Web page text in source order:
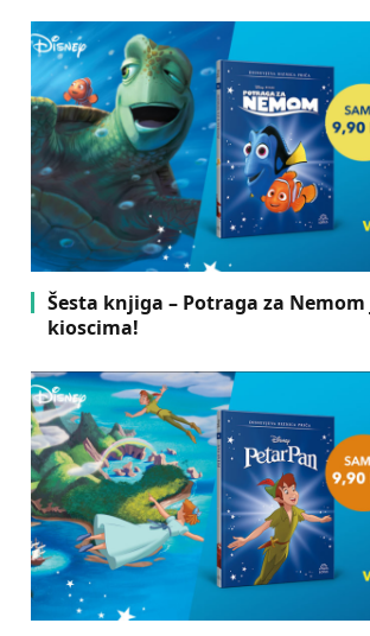
Šesta knjiga – Potraga za Nemom
kioscima!